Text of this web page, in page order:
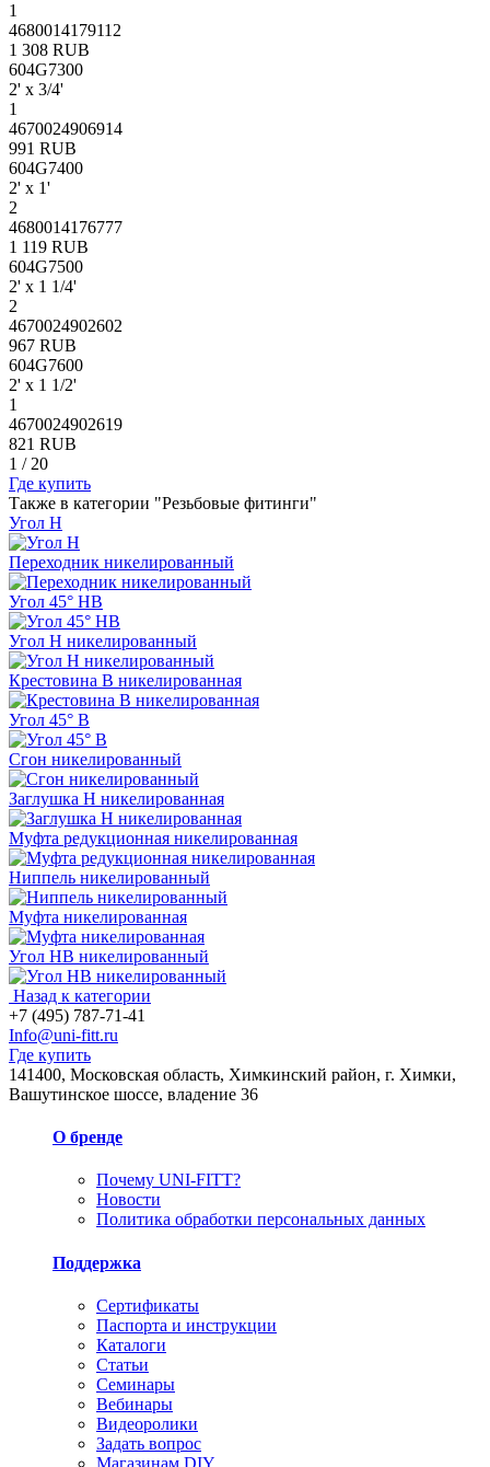
1
4680014179112
1 308 RUB
604G7300
2' х 3/4'
1
4670024906914
991 RUB
604G7400
2' х 1'
2
4680014176777
1 119 RUB
604G7500
2' х 1 1/4'
2
4670024902602
967 RUB
604G7600
2' х 1 1/2'
1
4670024902619
821 RUB
1 / 20
Где купить
Также в категории "Резьбовые фитинги"
Угол Н
Переходник никелированный
Угол 45° НВ
Угол Н никелированный
Крестовина В никелированная
Угол 45° В
Сгон никелированный
Заглушка Н никелированная
Муфта редукционная никелированная
Ниппель никелированный
Муфта никелированная
Угол НВ никелированный
Назад к категории
+7 (495) 787-71-41
Info@uni-fitt.ru
Где купить
141400, Московская область, Химкинский район, г. Химки,
Вашутинское шоссе, владение 36
О бренде
Почему UNI-FITT?
Новости
Политика обработки персональных данных
Поддержка
Сертификаты
Паспорта и инструкции
Каталоги
Статьи
Семинары
Вебинары
Видеоролики
Задать вопрос
Магазинам DIY